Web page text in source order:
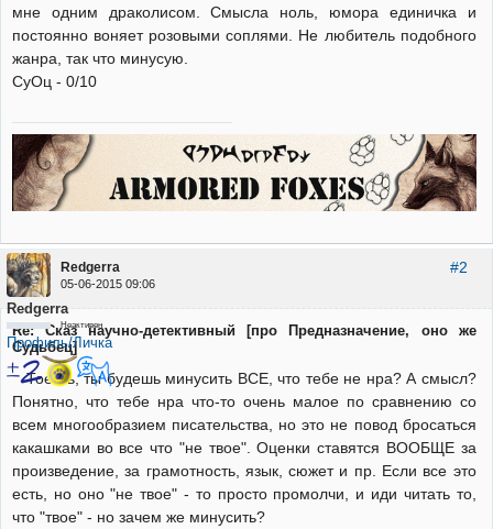
мне одним драколисом. Смысла ноль, юмора единичка и
постоянно воняет розовыми соплями. Не любитель подобного
жанра, так что минусую.
СуОц - 0/10
#2
Redgerra
05-06-2015 09:06
Redgerra
Неактивен
Профиль/Личка
Re: Сказ научно-детективный [про Предназначение, оно же
Судьбец]
Тоесть, ты будешь минусить ВСЕ, что тебе не нра? А смысл?
Понятно, что тебе нра что-то очень малое по сравнению со
всем многообразием писательства, но это не повод бросаться
какашками во все что "не твое". Оценки ставятся ВООБЩЕ за
произведение, за грамотность, язык, сюжет и пр. Если все это
есть, но оно "не твое" - то просто промолчи, и иди читать то,
что "твое" - но зачем же минусить?